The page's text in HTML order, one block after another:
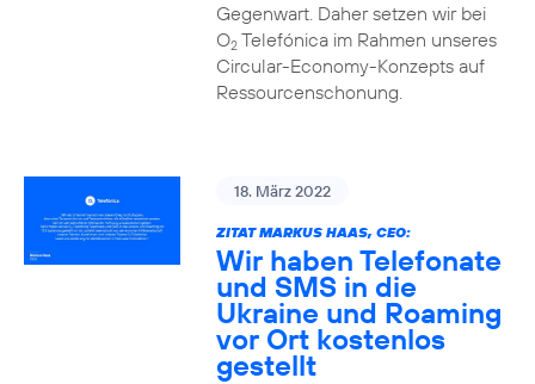
Gegenwart. Daher setzen wir bei
O2Telefónica im Rahmen unseres
Circular-Economy-Konzepts auf
Ressourcenschonung.
18. März 2022
ZITAT MARKUS HAAS, CEO:
Wir haben Telefonate
und SMS in die
Ukraine und Roaming
vor Ort kostenlos
gestellt